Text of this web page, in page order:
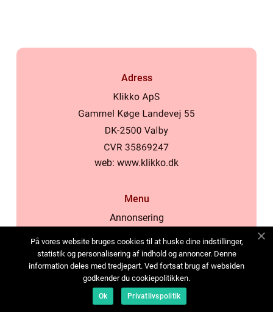
Adress
web: www.klikko.dk
Menu
Annonsering
Cookies
Kontakta oss
Sitemap
På vores website bruges cookies til at huske dine indstillinger,
statistik og personalisering af indhold og annoncer. Denne
information deles med tredjepart. Ved fortsat brug af websiden
godkender du cookiepolitikken.
Ok Privatlivspolitik